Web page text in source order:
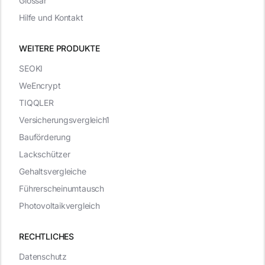
WEITERE PRODUKTE
RECHTLICHES
Datenschutz
Hilfe und Kontakt
SEOKI
WeEncrypt
TIQQLER
Versicherungsvergleich1
Bauförderung
Lackschützer
Gehaltsvergleiche
Führerscheinumtausch
Photovoltaikvergleich